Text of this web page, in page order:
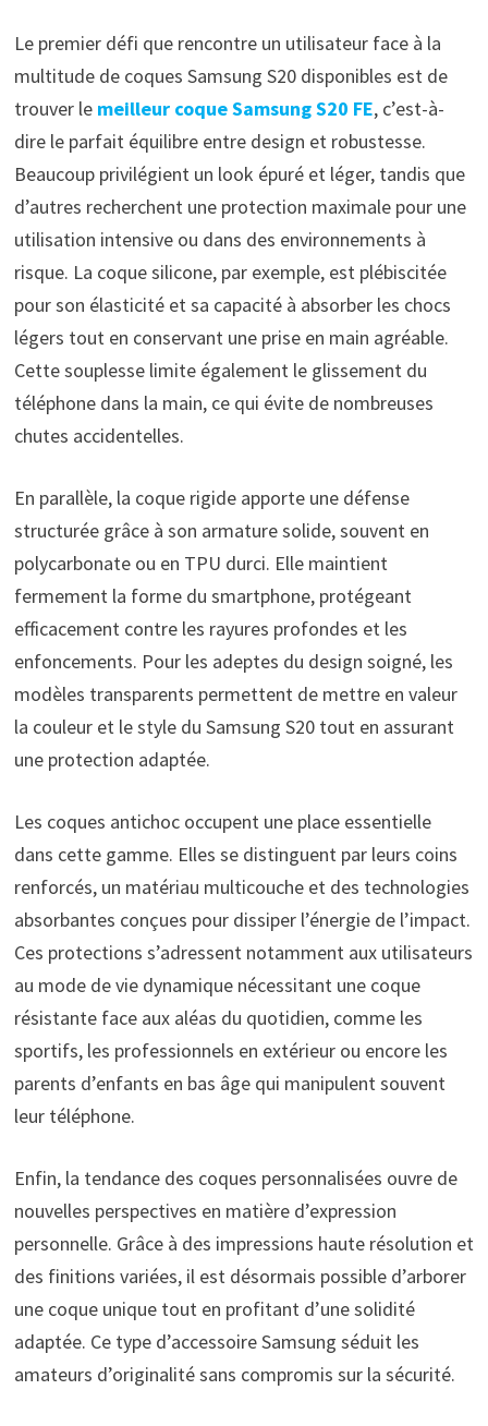
Le premier défi que rencontre un utilisateur face à la
multitude de coques Samsung S20 disponibles est de
trouver le meilleur coque Samsung S20 FE, c’est-à-
dire le parfait équilibre entre design et robustesse.
Beaucoup privilégient un look épuré et léger, tandis que
d’autres recherchent une protection maximale pour une
utilisation intensive ou dans des environnements à
risque. La coque silicone, par exemple, est plébiscitée
pour son élasticité et sa capacité à absorber les chocs
légers tout en conservant une prise en main agréable.
Cette souplesse limite également le glissement du
téléphone dans la main, ce qui évite de nombreuses
chutes accidentelles.
En parallèle, la coque rigide apporte une défense
structurée grâce à son armature solide, souvent en
polycarbonate ou en TPU durci. Elle maintient
fermement la forme du smartphone, protégeant
efficacement contre les rayures profondes et les
enfoncements. Pour les adeptes du design soigné, les
modèles transparents permettent de mettre en valeur
la couleur et le style du Samsung S20 tout en assurant
une protection adaptée.
Les coques antichoc occupent une place essentielle
dans cette gamme. Elles se distinguent par leurs coins
renforcés, un matériau multicouche et des technologies
absorbantes conçues pour dissiper l’énergie de l’impact.
Ces protections s’adressent notamment aux utilisateurs
au mode de vie dynamique nécessitant une coque
résistante face aux aléas du quotidien, comme les
sportifs, les professionnels en extérieur ou encore les
parents d’enfants en bas âge qui manipulent souvent
leur téléphone.
Enfin, la tendance des coques personnalisées ouvre de
nouvelles perspectives en matière d’expression
personnelle. Grâce à des impressions haute résolution et
des finitions variées, il est désormais possible d’arborer
une coque unique tout en profitant d’une solidité
adaptée. Ce type d’accessoire Samsung séduit les
amateurs d’originalité sans compromis sur la sécurité.